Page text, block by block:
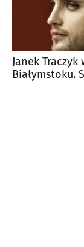
Janek
Białymstoku.